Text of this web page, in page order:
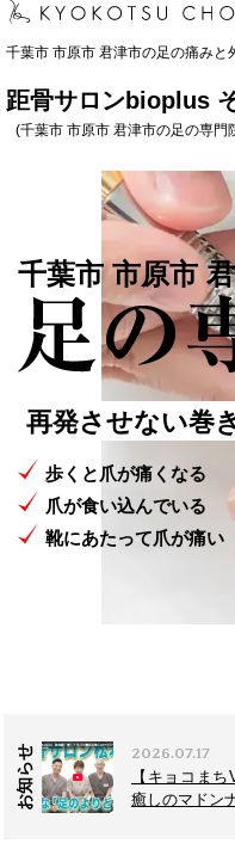
千葉市 市原市 君津市の足の痛みと
距骨サロンbioplus
(千葉市 市原市 君津市の足の専門
千葉市 市原市
足のことなら 何
手術をしない 外
再発させない 巻
お知らせ
2026.07.17
【キョコまち
癒しのマドン
2026.07.21
【新発表】
歩行診断」を
【8月1日(土)
店・千葉蘇
2026.07.17
【キョコま
癒しのマドン